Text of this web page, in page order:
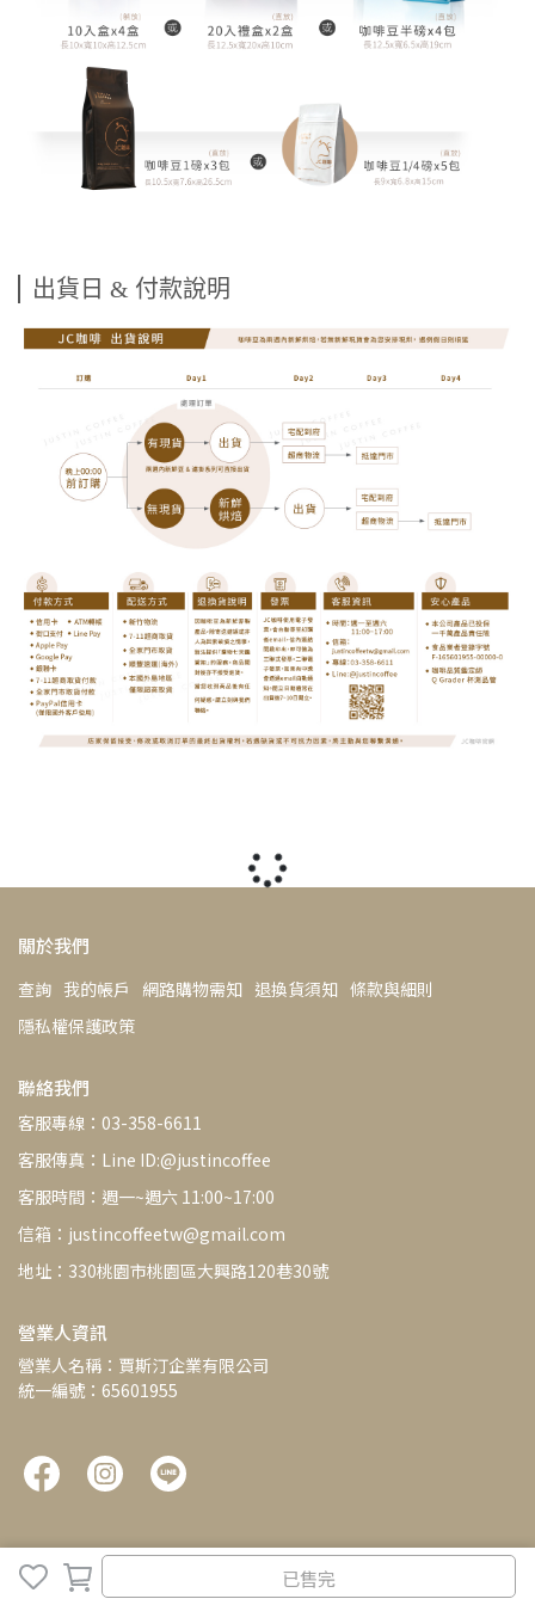
已售完
出貨日 & 付款說明
關於我們
查詢 我的帳戶 網路購物需知 退換貨須知 條款與細則
隱私權保護政策
聯絡我們
客服專線：03-358-6611
客服傳真：Line ID:@justincoffee
客服時間：週一~週六 11:00~17:00
信箱：justincoffeetw@gmail.com
地址：330桃園市桃園區大興路120巷30號
營業人資訊
營業人名稱：賈斯汀企業有限公司
統一編號：65601955
Copyright © All Rights Reserved.